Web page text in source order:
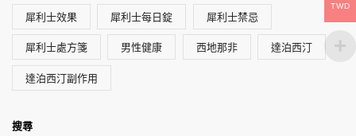
犀利士效果 犀利士每日錠 犀利士禁忌
犀利士處方箋 男性健康 西地那非 達泊西汀
達泊西汀副作用
搜尋
TWD